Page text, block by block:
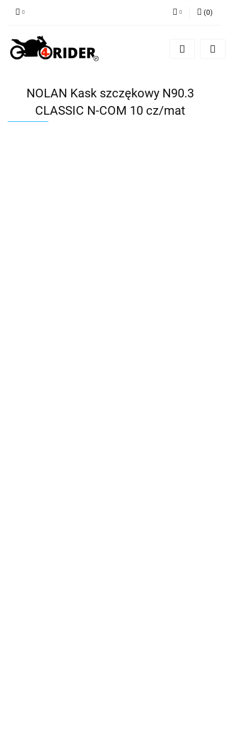
Zarejestruj się
(0)
NOLAN Kask szczękowy N90.3
CLASSIC N-COM 10 cz/mat